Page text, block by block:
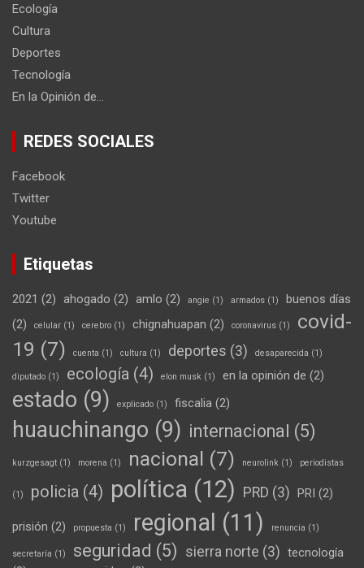
Ecología
Cultura
Deportes
Tecnología
En la Opinión de…
REDES SOCIALES
Facebook
Twitter
Youtube
Etiquetas
2021 (2) ahogado (2) amlo (2) angie (1) armados (1)
buenos días
(2)
celular (1) cerebro (1) chignahuapan (2) coronavirus (1)
covid-
19 (7) cuenta (1) cultura (1) deportes (3) desaparecida (1)
diputado (1) ecología (4) elon musk (1) en la opinión de (2)
estado (9) explicado (1) fiscalia (2)
huauchinango (9) internacional (5)
kurzgesagt (1) morena (1) nacional (7) neurolink (1) periodistas
(1) policia (4) política (12) PRD (3) PRI (2)
prisión (2) propuesta (1) regional (11) renuncia (1)
secretaría (1) seguridad (5) sierra norte (3) tecnología